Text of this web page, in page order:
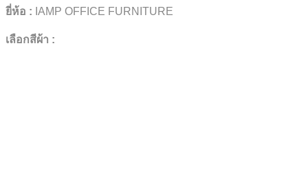
ยี่ห้อ : IAMP OFFICE FURNITURE
เลือกสีผ้า :